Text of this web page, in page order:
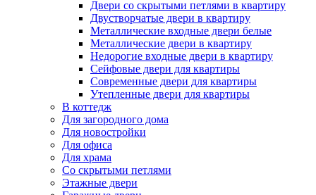
Двери со скрытыми петлями в квартиру
Двустворчатые двери в квартиру
Металлические входные двери белые
Металлические двери в квартиру
Недорогие входные двери в квартиру
Сейфовые двери для квартиры
Современные двери для квартиры
Утепленные двери для квартиры
В коттедж
Для загородного дома
Для новостройки
Для офиса
Для храма
Со скрытыми петлями
Этажные двери